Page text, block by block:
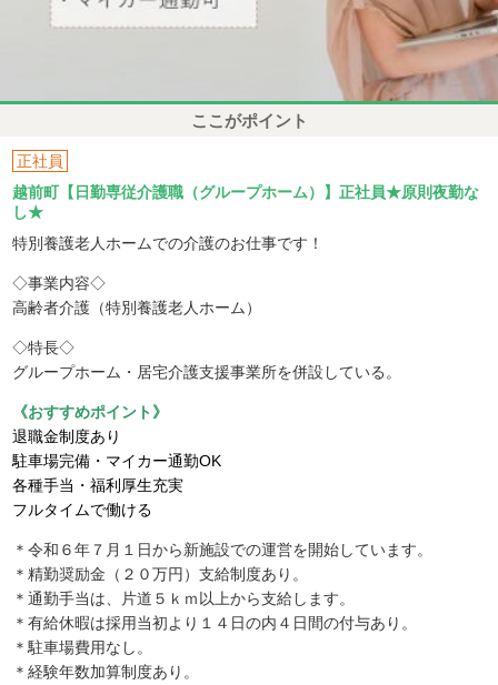
ここがポイント
正社員
越前町【日勤専従介護職（グループホーム）】正社員★原則夜勤な
し★
特別養護老人ホームでの介護のお仕事です！
◇事業内容◇
高齢者介護（特別養護老人ホーム）
◇特長◇
グループホーム・居宅介護支援事業所を併設している。
《おすすめポイント》
退職金制度あり
駐車場完備・マイカー通勤OK
各種手当・福利厚生充実
フルタイムで働ける
＊令和６年７月１日から新施設での運営を開始しています。
＊精勤奨励金（２０万円）支給制度あり。
＊通勤手当は、片道５ｋｍ以上から支給します。
＊有給休暇は採用当初より１４日の内４日間の付与あり。
＊駐車場費用なし。
＊経験年数加算制度あり。